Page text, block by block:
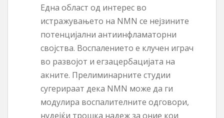
Една област од интерес во
истражувањето на NMN се нејзините
потенцијални антиинфламаторни
својства. Воспалението е клучен играч
во развојот и егзацербацијата на
акните. Прелиминарните студии
сугерираат дека NMN може да ги
модулира воспалителните одговори,
нудејќи трошка надеж за оние кои